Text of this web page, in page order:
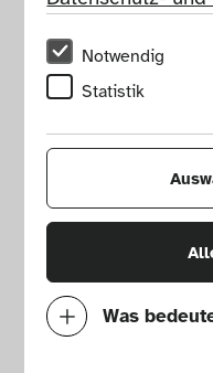
Notwendig
Statistik
WasWorlds